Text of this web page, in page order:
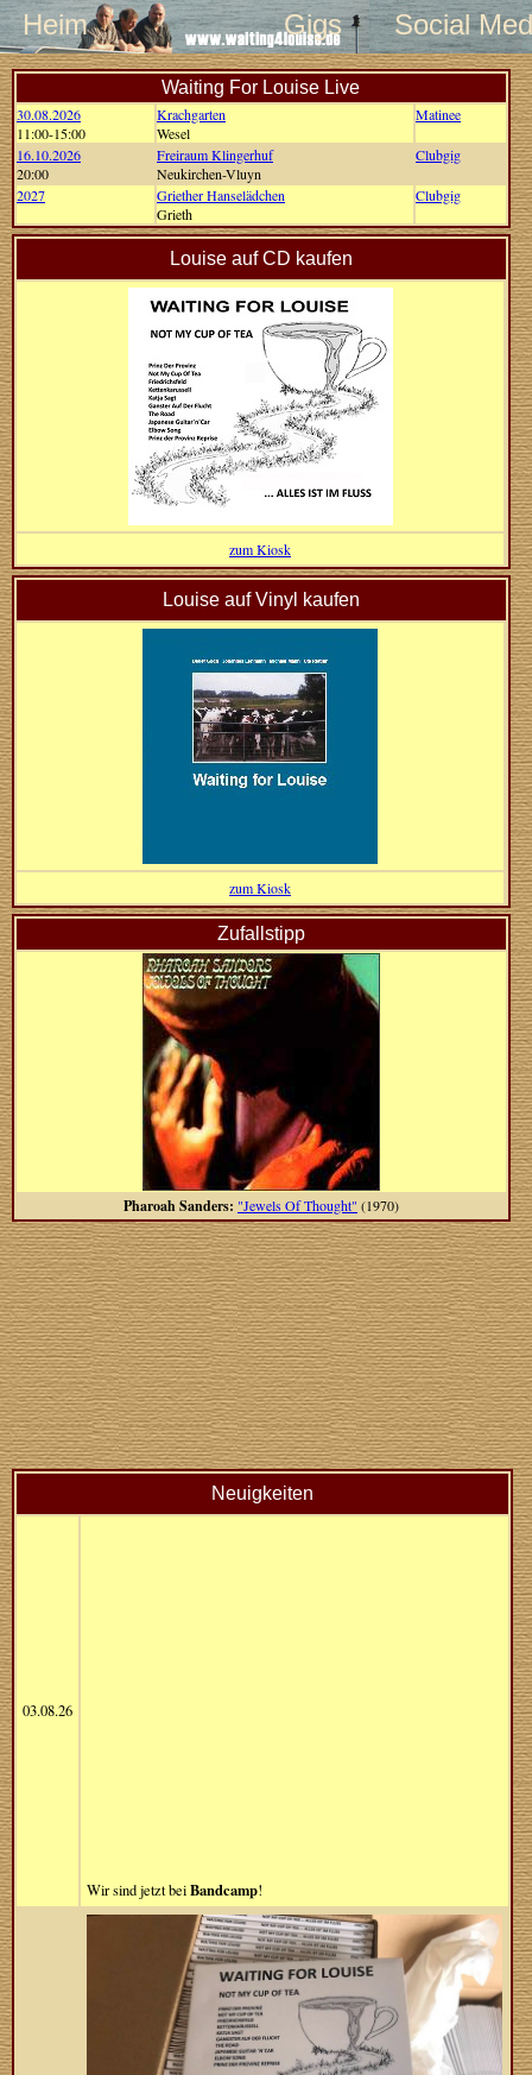
Heim Gigs Social
Waiting For Louise Live
30.08.2026
11:00-15:00
Krachgarten
Wesel
Matinee
16.10.2026
20:00
Freiraum Klingerhuf
Neukirchen-Vluyn
Clubgig
2027
Griether Hanselädchen
Grieth
Clubgig
Louise auf CD kaufen
zum Kiosk
Louise auf Vinyl kaufen
zum Kiosk
Zufallstipp
Pharoah Sanders: "Jewels Of Thought" (1970)
Neuigkeiten
03.08.26
Wir sind jetzt beiBandcamp!